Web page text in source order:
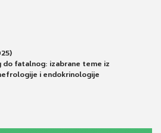
do fatalnog: izabrane teme iz
i endokrinologije